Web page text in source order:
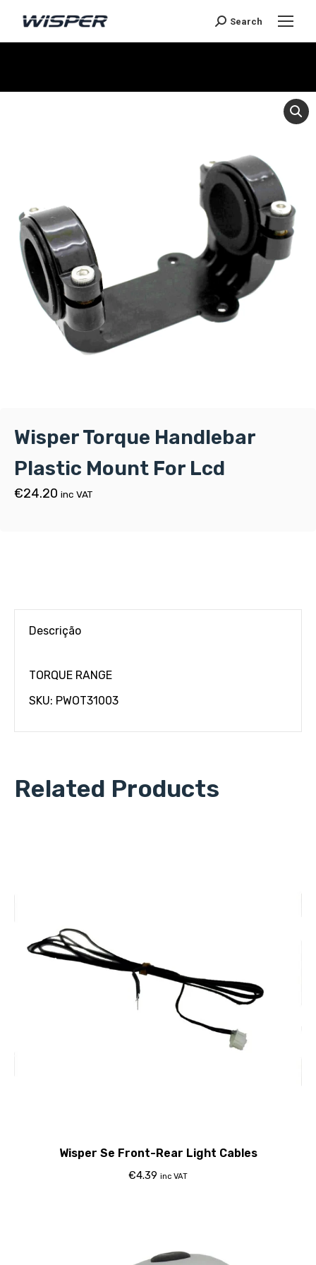
Search
Wisper Torque Handlebar
Plastic Mount For Lcd
€24.20 inc VAT
Descrição
TORQUE RANGE
SKU: PWOT31003
Related Products
Wisper Se Front-Rear Light Cables
€4.39 inc VAT